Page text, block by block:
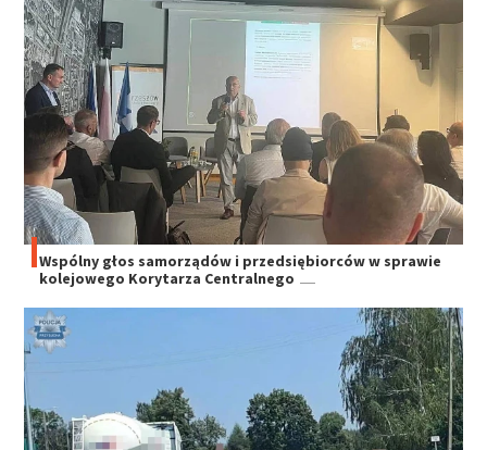
Wspólny głos samorządów i przedsiębiorców w sprawie
kolejowego Korytarza Centralnego